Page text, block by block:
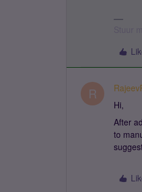
R
Hi,
After
to